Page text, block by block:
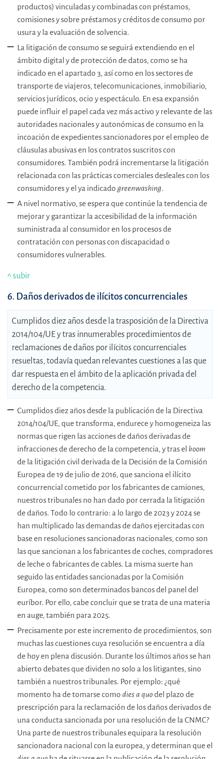
productos) vinculadas y combinadas con préstamos,
comisiones y sobre préstamos y créditos de consumo por
usura y la evaluación de solvencia.
La litigación de consumo se seguirá extendiendo en el
ámbito digital y de protección de datos, como se ha
indicado en el apartado 3, así como en los sectores de
transporte de viajeros, telecomunicaciones, inmobiliario,
servicios jurídicos, ocio y espectáculo. En esa expansión
puede influir el papel cada vez más activo y relevante de las
autoridades nacionales y autonómicas de consumo en la
incoación de expedientes sancionadores por el empleo de
cláusulas abusivas en los contratos suscritos con
consumidores. También podrá incrementarse la litigación
relacionada con las prácticas comerciales desleales con los
consumidores y el ya indicado greenwashing.
A nivel normativo, se espera que continúe la tendencia de
mejorar y garantizar la accesibilidad de la información
suministrada al consumidor en los procesos de
contratación con personas con discapacidad o
consumidores vulnerables.
^ subir
6. Daños derivados de ilícitos concurrenciales
Cumplidos diez años desde la trasposición de la Directiva
2014/104/UE y tras innumerables procedimientos de
reclamaciones de daños por ilícitos concurrenciales
resueltas, todavía quedan relevantes cuestiones a las que
dar respuesta en el ámbito de la aplicación privada del
derecho de la competencia.
Cumplidos diez años desde la publicación de la Directiva
2014/104/UE, que transforma, endurece y homogeneiza las
normas que rigen las acciones de daños derivadas de
infracciones de derecho de la competencia, y tras el boom
de la litigación civil derivada de la Decisión de la Comisión
Europea de 19 de julio de 2016, que sanciona el ilícito
concurrencial cometido por los fabricantes de camiones,
nuestros tribunales no han dado por cerrada la litigación
de daños. Todo lo contrario: a lo largo de 2023 y 2024 se
han multiplicado las demandas de daños ejercitadas con
base en resoluciones sancionadoras nacionales, como son
las que sancionan a los fabricantes de coches, compradores
de leche o fabricantes de cables. La misma suerte han
seguido las entidades sancionadas por la Comisión
Europea, como son determinados bancos del panel del
euríbor. Por ello, cabe concluir que se trata de una materia
en auge, también para 2025.
Precisamente por este incremento de procedimientos, son
muchas las cuestiones cuya resolución se encuentra a día
de hoy en plena discusión. Durante los últimos años se han
abierto debates que dividen no solo a los litigantes, sino
también a nuestros tribunales. Por ejemplo: ¿qué
momento ha de tomarse como dies a quodel plazo de
prescripción para la reclamación de los daños derivados de
una conducta sancionada por una resolución de la CNMC?
Una parte de nuestros tribunales equipara la resolución
sancionadora nacional con la europea, y determinan que el